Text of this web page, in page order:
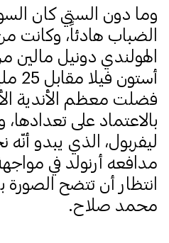
وما دون الستي كان
الضباب هادئاً، وكانت
الهولندي دونيل مالين
فضلت معظم الأندية
بالاعتماد على تعدادها،
ليفربول، الذي يبدو
مدافعه أرنولد في
انتظار أن تتضح الصورة
محمد صلاح.